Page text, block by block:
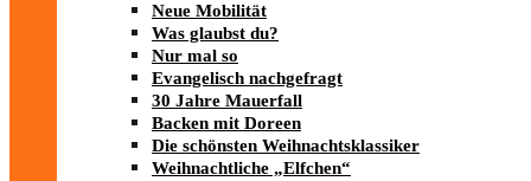
Neue Mobilität
Was glaubst du?
Nur mal so
Evangelisch nachgefragt
30 Jahre Mauerfall
Backen mit Doreen
Die schönsten Weihnachtsklassiker
Weihnachtliche „Elfchen“